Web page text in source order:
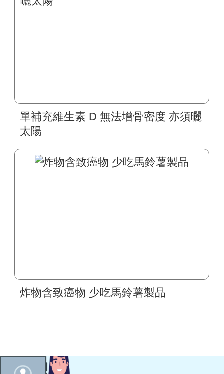
單補充維生素 D 無法增骨密度 亦須曬
太陽
炸物含致癌物 少吃馬鈴薯製品